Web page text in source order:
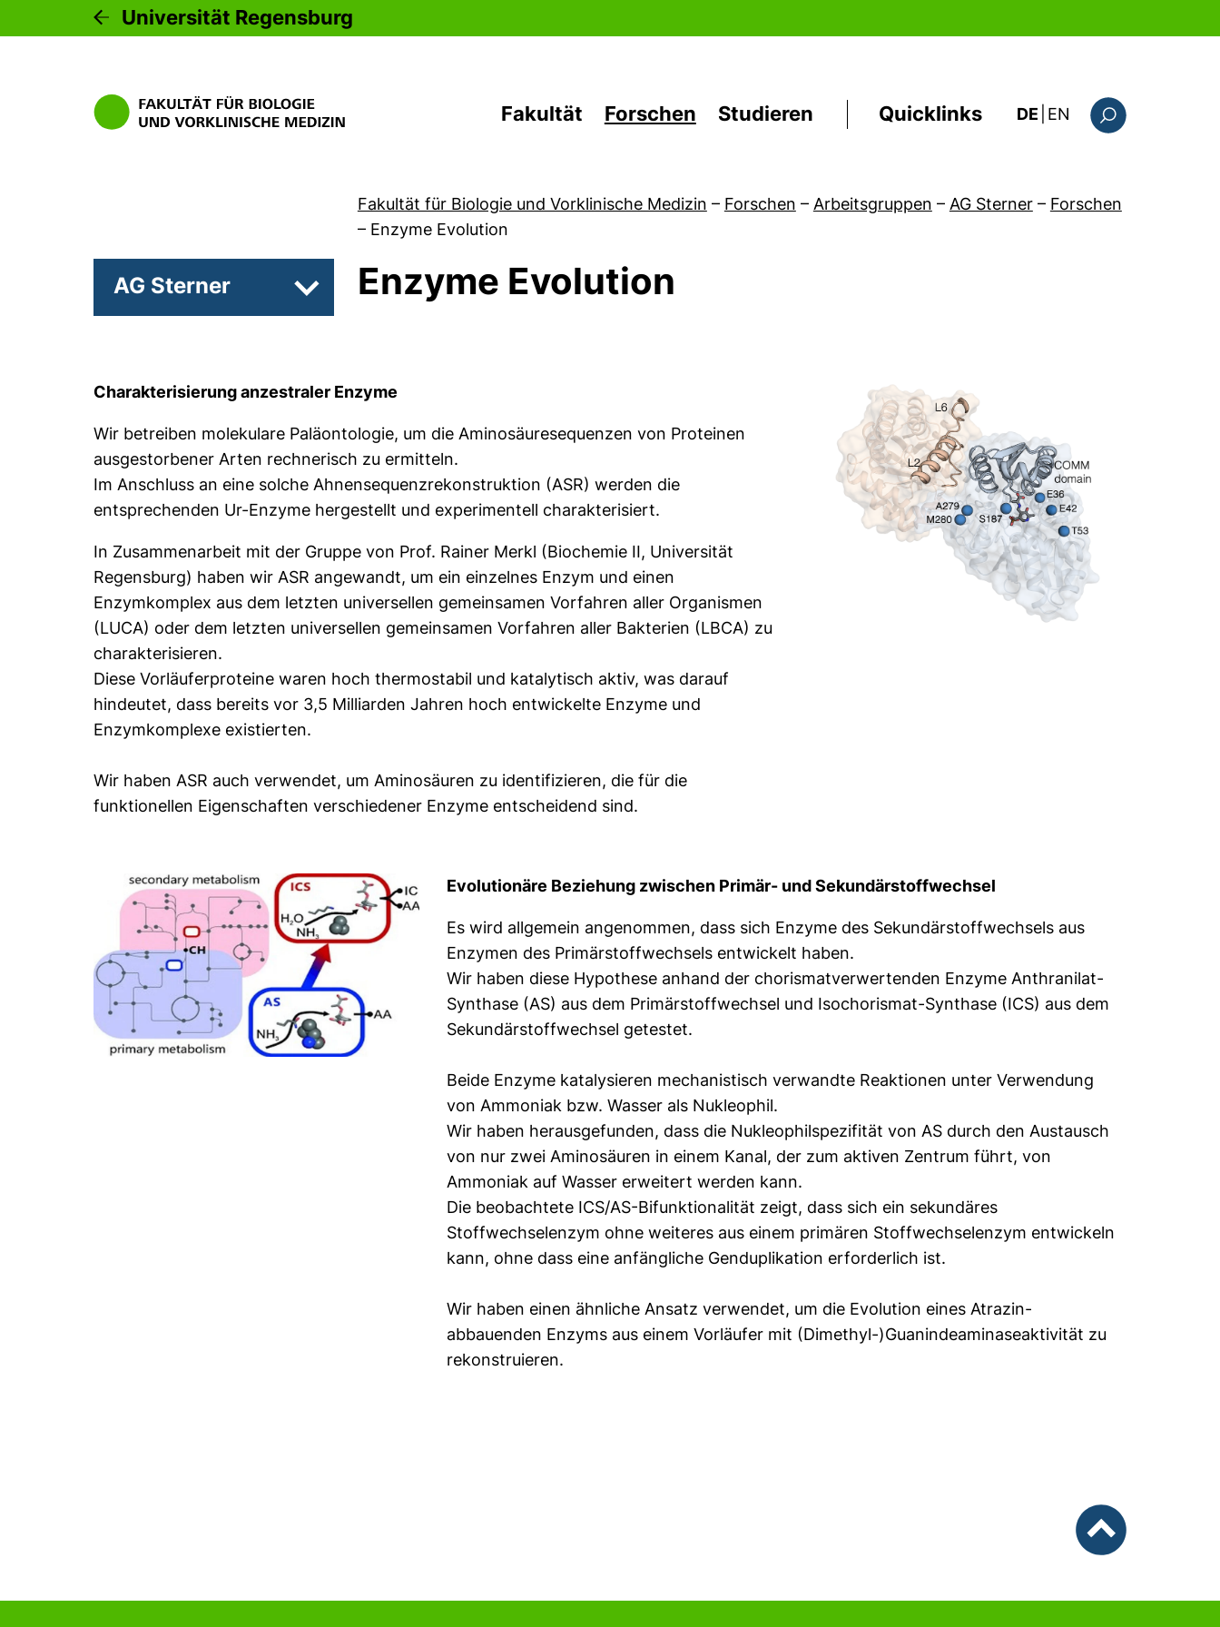
Universität Regensburg
Fakultät Forschen Studieren Quicklinks DE EN : this page in
Fakultät für Biologie und Vorklinische Medizin – Forschen – Arbeitsgruppen – AG Sterner – Forschen
– Enzyme Evolution
AG Sterner Unterseiten von Aktuelles
Enzyme Evolution
Charakterisierung anzestraler Enzyme
Wir betreiben molekulare Paläontologie, um die Aminosäuresequenzen von Proteinen
ausgestorbener Arten rechnerisch zu ermitteln.
Im Anschluss an eine solche Ahnensequenzrekonstruktion (ASR) werden die
entsprechenden Ur-Enzyme hergestellt und experimentell charakterisiert.
In Zusammenarbeit mit der Gruppe von Prof. Rainer Merkl (Biochemie II, Universität
Regensburg) haben wir ASR angewandt, um ein einzelnes Enzym und einen
Enzymkomplex aus dem letzten universellen gemeinsamen Vorfahren aller Organismen
(LUCA) oder dem letzten universellen gemeinsamen Vorfahren aller Bakterien (LBCA) zu
charakterisieren.
Diese Vorläuferproteine waren hoch thermostabil und katalytisch aktiv, was darauf
hindeutet, dass bereits vor 3,5 Milliarden Jahren hoch entwickelte Enzyme und
Enzymkomplexe existierten.
Wir haben ASR auch verwendet, um Aminosäuren zu identifizieren, die für die
funktionellen Eigenschaften verschiedener Enzyme entscheidend sind.
Evolutionäre Beziehung zwischen Primär- und Sekundärstoffwechsel
Es wird allgemein angenommen, dass sich Enzyme des Sekundärstoffwechsels aus
Enzymen des Primärstoffwechsels entwickelt haben.
Wir haben diese Hypothese anhand der chorismatverwertenden Enzyme Anthranilat-
Synthase (AS) aus dem Primärstoffwechsel und Isochorismat-Synthase (ICS) aus dem
Sekundärstoffwechsel getestet.
Beide Enzyme katalysieren mechanistisch verwandte Reaktionen unter Verwendung
von Ammoniak bzw. Wasser als Nukleophil.
Wir haben herausgefunden, dass die Nukleophilspezifität von AS durch den Austausch
von nur zwei Aminosäuren in einem Kanal, der zum aktiven Zentrum führt, von
Ammoniak auf Wasser erweitert werden kann.
Die beobachtete ICS/AS-Bifunktionalität zeigt, dass sich ein sekundäres
Stoffwechselenzym ohne weiteres aus einem primären Stoffwechselenzym entwickeln
kann, ohne dass eine anfängliche Genduplikation erforderlich ist.
Wir haben einen ähnliche Ansatz verwendet, um die Evolution eines Atrazin-
abbauenden Enzyms aus einem Vorläufer mit (Dimethyl-)Guanindeaminaseaktivität zu
rekonstruieren.